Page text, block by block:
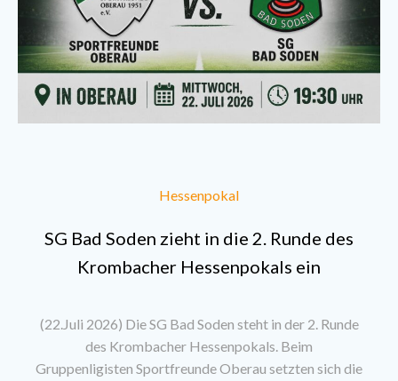
Hessenpokal
SG Bad Soden zieht in die 2. Runde des
Krombacher Hessenpokals ein
(22.Juli 2026) Die SG Bad Soden steht in der 2. Runde
des Krombacher Hessenpokals. Beim
Gruppenligisten Sportfreunde Oberau setzten sich die